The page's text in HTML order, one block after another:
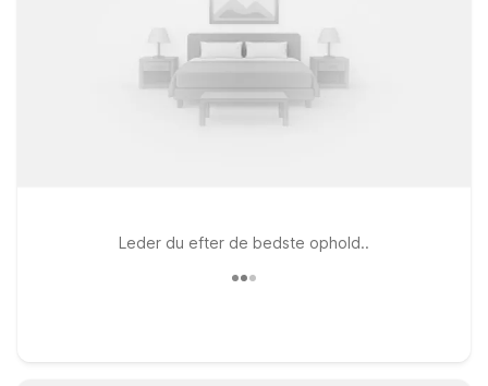
Leder du efter de bedste ophold..